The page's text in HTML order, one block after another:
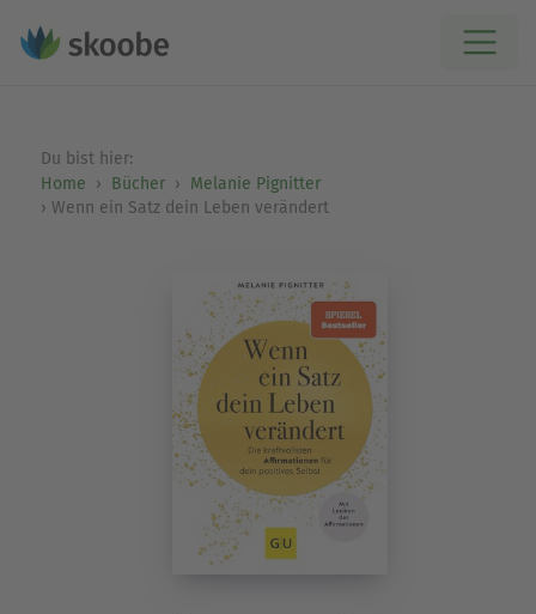
Du bist hier:
Home
Bücher
Melanie Pignitter
Wenn ein Satz dein Leben verändert